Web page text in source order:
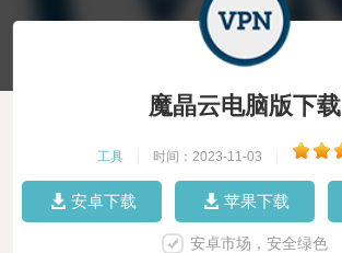
魔晶云电脑版下载
工具 时间：2023-11-03
安卓下载 苹果下载
安卓市场，安全绿色